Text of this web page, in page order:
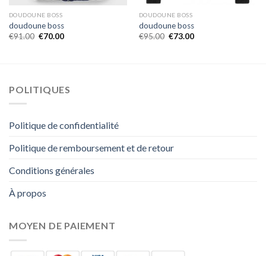
DOUDOUNE BOSS
doudoune boss
€91.00 €70.00
DOUDOUNE BOSS
doudoune boss
€95.00 €73.00
POLITIQUES
Politique de confidentialité
Politique de remboursement et de retour
Conditions générales
À propos
MOYEN DE PAIEMENT